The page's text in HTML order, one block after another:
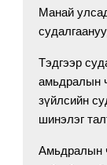
Манай
Тэдгээр
амьдралын
зүйлсийн
шинэлэг
Амьдралын